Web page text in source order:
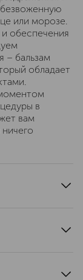
или морозе.
и обеспечения
– бальзам
обладает
в
вам
на